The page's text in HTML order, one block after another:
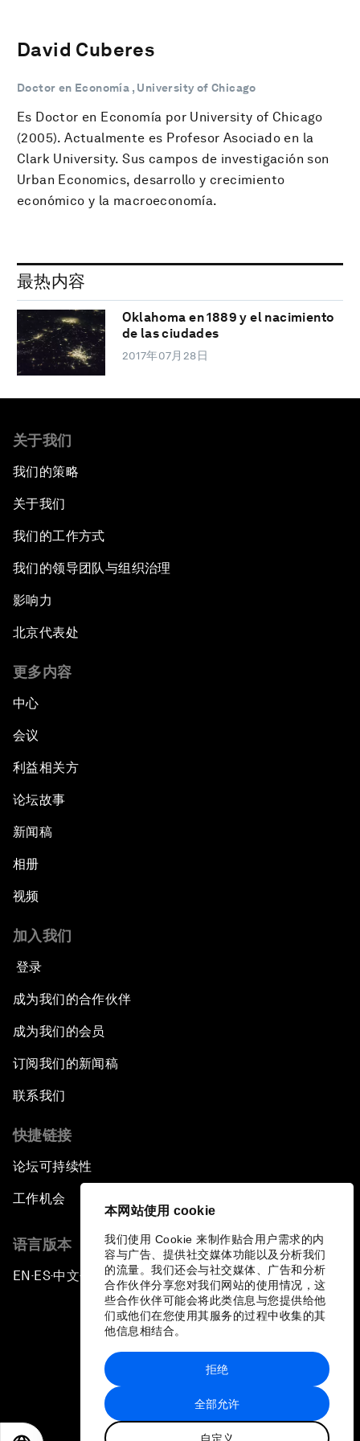
本网站使用 cookie
我们使用 Cookie 来制作贴合用户需求的内
容与广告、提供社交媒体功能以及分析我们
的流量。我们还会与社交媒体、广告和分析
合作伙伴分享您对我们网站的使用情况，这
些合作伙伴可能会将此类信息与您提供给他
们或他们在您使用其服务的过程中收集的其
他信息相结合。
全部允许
自定义
拒绝
David Cuberes
Doctor en Economía , University of Chicago
Es Doctor en Economía por University of Chicago
(2005). Actualmente es Profesor Asociado en la
Clark University. Sus campos de investigación son
Urban Economics, desarrollo y crecimiento
económico y la macroeconomía.
最热内容
Oklahoma en 1889 y el nacimiento
de las ciudades
2017年07月28日
关于我们
我们的策略
关于我们
我们的工作方式
我们的领导团队与组织治理
影响力
北京代表处
更多内容
中心
会议
利益相关方
论坛故事
新闻稿
相册
视频
加入我们
登录
成为我们的合作伙伴
成为我们的会员
订阅我们的新闻稿
联系我们
快捷链接
论坛可持续性
工作机会
语言版本
EN ▪ES▪中文▪ 日本語
站点地图